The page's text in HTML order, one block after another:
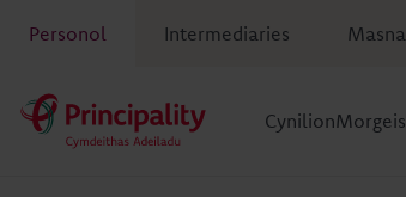
Personol Intermediaries
Cynilion